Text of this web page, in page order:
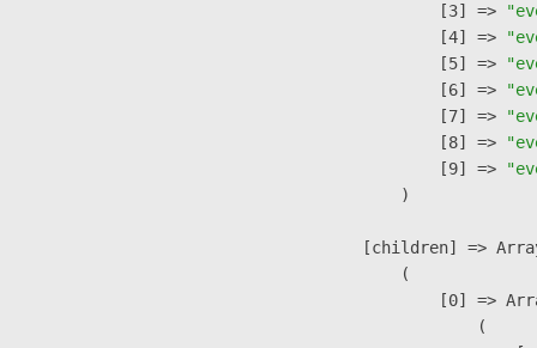
                    [3] =>
                    [4] =>
                    [5] =>
                    [6] =>
                    [7] =>
                    [8] =>
                    [9] =>
                )
[children] =>
                (
[0] =>
                        (